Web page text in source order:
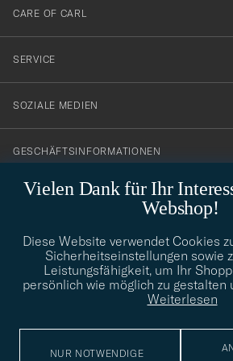
Vielen Dank für Ihr
Webshop!
Diese Website verwendet Cookies
Sicherheitseinstellungen sowie
Leistungsfähigkeit, um Ihr
persönlich wie möglich zu gestalten
Weiterlesen
NUR NOTWENDIGE
till
vårt
nyhetsbrev!
CARE OF CARL
SERVICE
SOZIALE MEDIEN
GESCHÄFTSINFORMATIONEN
info@careofcarl.de
Benötigen Sie Hilfe bei der Suche nach
Wenden Sie sich an uns, wir helfen Ihnen
STILBERATUNG